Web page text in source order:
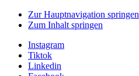
Zur Hauptnavigation springen
Zum Inhalt springen
Instagram
Tiktok
Linkedin